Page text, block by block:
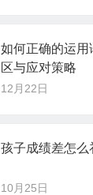
如何正确的运
区与应对策略
12月22日
孩子成绩差怎么
10月25日